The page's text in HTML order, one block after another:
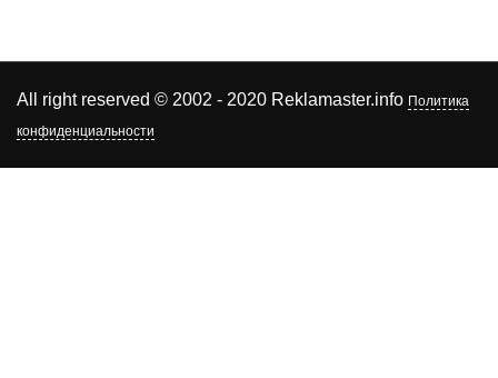
All right reserved © 2002 - 2020 Reklamaster.info Политика
конфиденциальности